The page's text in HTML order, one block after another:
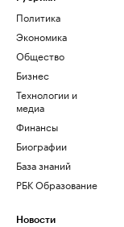
Политика
Экономика
Общество
Бизнес
Технологии и
медиа
Финансы
Биографии
База знаний
РБК Образование
Новости